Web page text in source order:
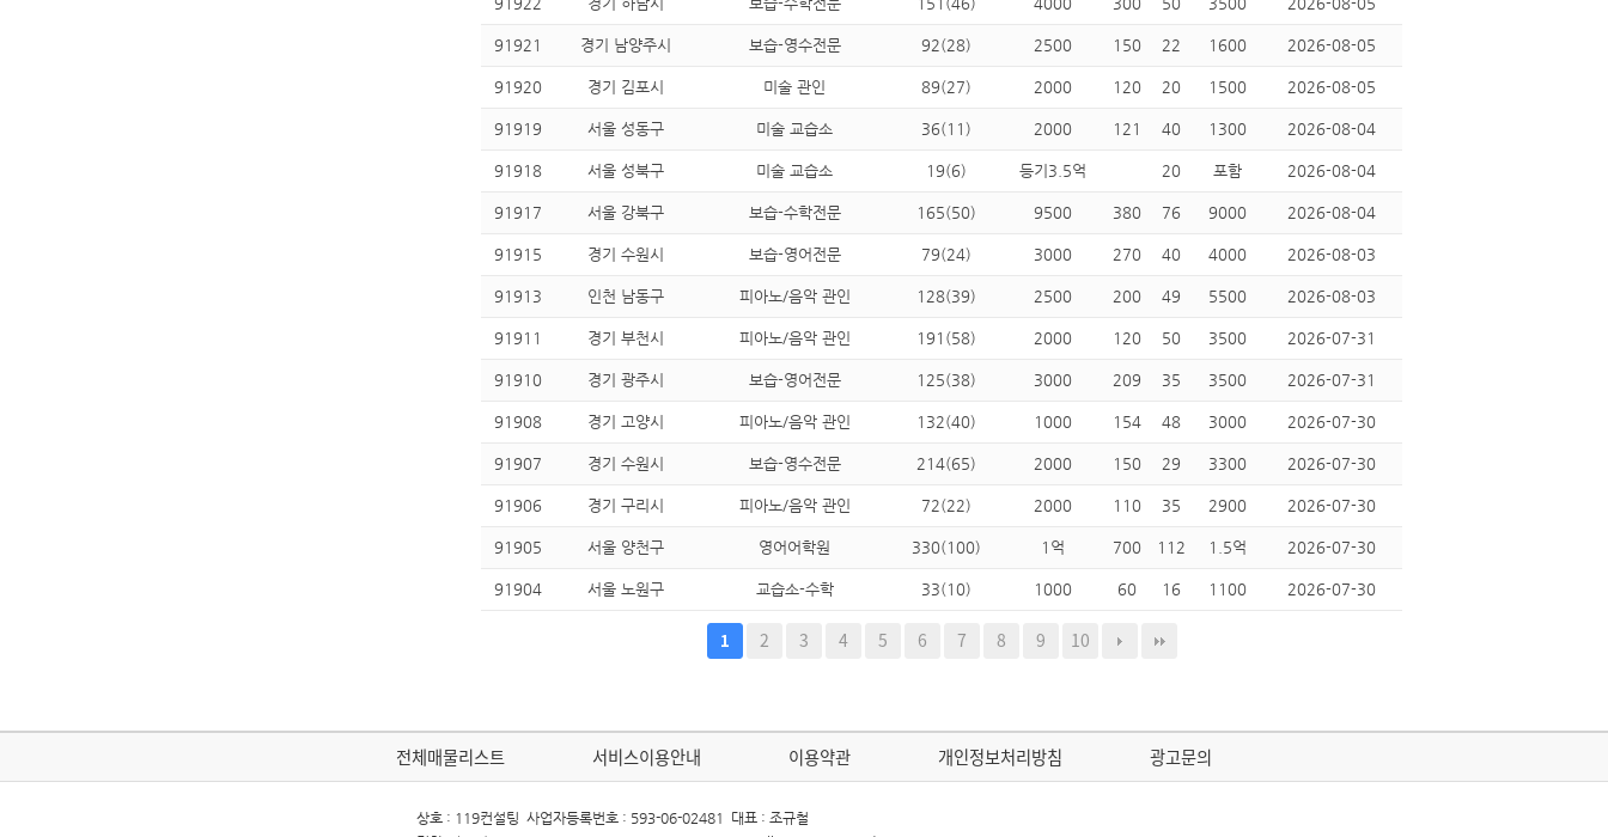
91921 경기 남양주시 보습-영수전문 92(28) 2500 150 22 1600 2026-08-05
91920 경기 김포시 미술 관인 89(27) 2000 120 20 1500 2026-08-05
91919 서울 성동구 미술 교습소 36(11) 2000 121 40 1300 2026-08-04
91918 서울 성북구 미술 교습소 19(6) 등기3.5억 20 포함 2026-08-04
91917 서울 강북구 보습-수학전문 165(50) 9500 380 76 9000 2026-08-04
91915 경기 수원시 보습-영어전문 79(24) 3000 270 40 4000 2026-08-03
91913 인천 남동구 피아노/음악 관인 128(39) 2500 200 49 5500 2026-08-03
91911 경기 부천시 피아노/음악 관인 191(58) 2000 120 50 3500 2026-07-31
91910 경기 광주시 보습-영어전문 125(38) 3000 209 35 3500 2026-07-31
91908 경기 고양시 피아노/음악 관인 132(40) 1000 154 48 3000 2026-07-30
91907 경기 수원시 보습-영수전문 214(65) 2000 150 29 3300 2026-07-30
91906 경기 구리시 피아노/음악 관인 72(22) 2000 110 35 2900 2026-07-30
91905 서울 양천구 영어어학원 330(100) 1억 700 112 1.5억 2026-07-30
91904 서울 노원구 교습소-수학 33(10) 1000 60 16 1100 2026-07-30
1 2 3 4 5 6 7 8 9 10
전체매물리스트 서비스이용안내 이용약관 개인정보처리방침 광고문의
상호 : 119컨설팅 사업자등록번호 : 593-06-02481 대표 : 조규철